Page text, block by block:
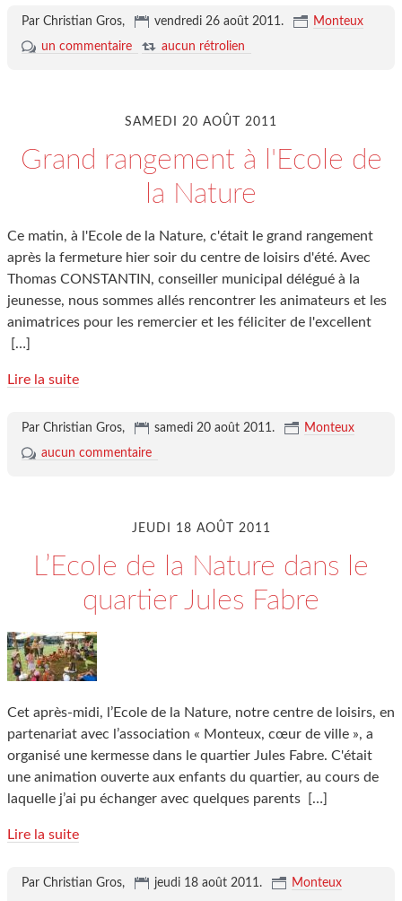
Par Christian Gros, vendredi 26 août 2011.
Monteux
un commentaire
aucun rétrolien
SAMEDI 20 AOÛT 2011
Grand rangement à l'Ecole de
la Nature
Ce matin, à l'Ecole de la Nature, c'était le grand rangement
après la fermeture hier soir du centre de loisirs d'été. Avec
Thomas CONSTANTIN, conseiller municipal délégué à la
jeunesse, nous sommes allés rencontrer les animateurs et les
animatrices pour les remercier et les féliciter de l'excellent
[…]
Lire la suite
Par Christian Gros, samedi 20 août 2011.
Monteux
aucun commentaire
JEUDI 18 AOÛT 2011
L’Ecole de la Nature dans le
quartier Jules Fabre
Cet après-midi, l’Ecole de la Nature, notre centre de loisirs, en
partenariat avec l’association « Monteux, cœur de ville », a
organisé une kermesse dans le quartier Jules Fabre. C'était
une animation ouverte aux enfants du quartier, au cours de
laquelle j’ai pu échanger avec quelques parents
[…]
Lire la suite
Par Christian Gros, jeudi 18 août 2011.
Monteux